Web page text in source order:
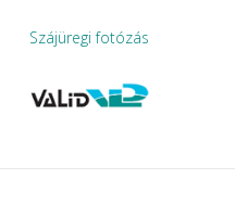
Szájüregi fotózás